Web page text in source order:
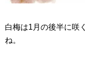
白梅は1月の後半に咲
ね。